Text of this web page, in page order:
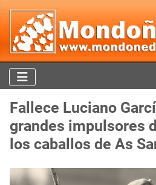
Fallece Luciano
grandes impulsores
los caballos de As